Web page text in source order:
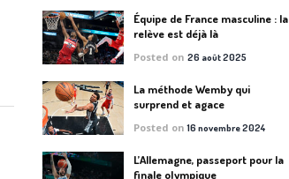
Équipe de France masculine : la
relève est déjà là
Posted on26 août 2025
La méthode Wemby qui
surprend et agace
Posted on16 novembre 2024
L’Allemagne, passeport pour la
finale olympique